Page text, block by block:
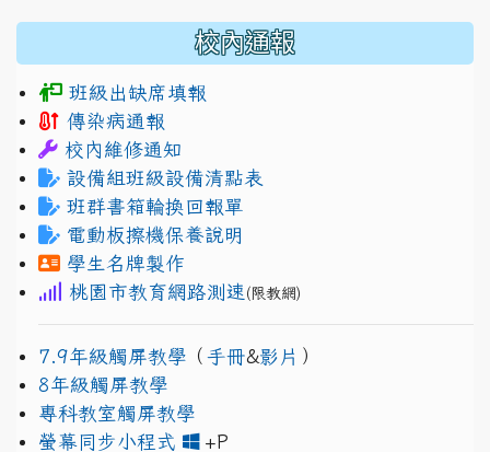
校內通報
班級出缺席填報
傳染病通報
校內維修通知
設備組班級設備清點表
班群書箱輪換回報單
電動板擦機保養說明
學生名牌製作
桃園市教育網路測速 (限教網)
7.9年級觸屏教學 （ 手冊&影片 ）
8年級觸屏教學
專科教室觸屏教學
螢幕同步小程式
+P